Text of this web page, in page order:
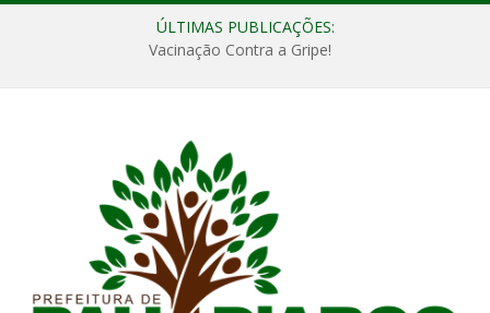
ÚLTIMAS PUBLICAÇÕES:
Vacinação Contra a Gripe!